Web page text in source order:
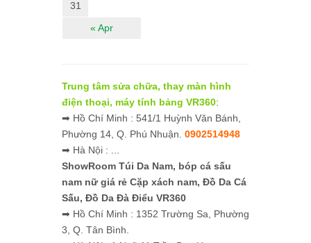
« Apr
31
Trung tâm sửa chữa, thay màn hình
điện thoại, máy tính bảng VR360:
➡ Hồ Chí Minh : 541/1 Huỳnh Văn Bánh,
Phường 14, Q. Phú Nhuận. 0902514948
➡ Hà Nội : ...
ShowRoom Túi Da Nam, bóp cá sấu
nam nữ giá rẻ Cặp xách nam, Đồ Da Cá
Sấu, Đồ Da Đà Điểu VR360
➡ Hồ Chí Minh : 1352 Trường Sa, Phường
3, Q. Tân Bình.